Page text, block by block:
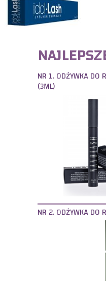
NR 1. ODŻYWKA DO
(3ML)
NR 2. ODŻYWKA DO